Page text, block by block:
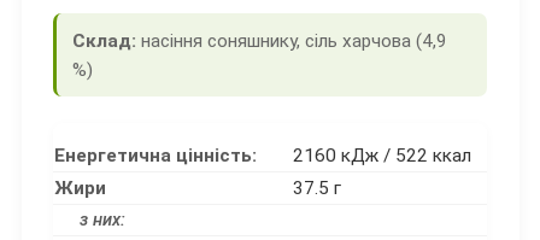
Склад: насіння соняшнику, сіль харчова (4,9
%)
Енергетична цінність:
2160 кДж / 522 ккал
Жири
37.5 г
з них: